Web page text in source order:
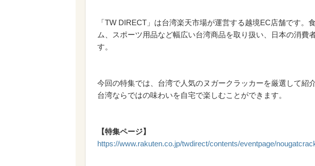
「TW DIRECT」は台湾楽天市場が運営する越境EC店舗です。
ム、スポーツ用品など幅広い台湾商品を取り扱い、日本の消費
す。
今回の特集では、台湾で人気のヌガークラッカーを厳選して紹
台湾ならではの味わいを自宅で楽しむことができます。
【特集ページ】
https://www.rakuten.co.jp/twdirect/contents/eventpage/